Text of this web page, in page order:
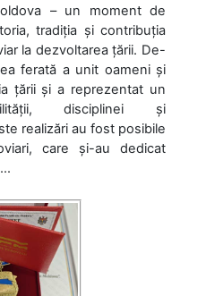
– un moment de
tradiția și contribuția
la dezvoltarea țării. De-
ferată a unit oameni și
țării și a reprezentat un
disciplinei și
realizări au fost posibile
care și-au dedicat